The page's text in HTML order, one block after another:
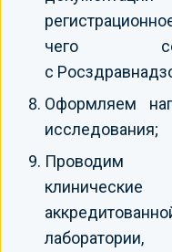
чего
с
Оформляем
исследования;
Проводим